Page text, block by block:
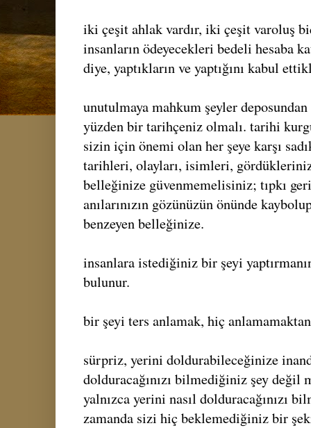
iki çeşit ahlak vardır, iki çeşit varoluş
insanların ödeyecekleri bedeli hesaba
diye, yaptıkların ve yaptığını kabul
unutulmaya mahkum şeyler
yüzden bir tarihçeniz olmalı. tarihi
sizin için önemi olan her şeye karşı
tarihleri, olayları, isimleri,
belleğinize güvenmemelisiniz; tıpkı
anılarınızın gözünüzün önünde
benzeyen belleğinize.
insanlara istediğiniz bir şeyi
bulunur.
bir şeyi ters anlamak, hiç
sürpriz, yerini doldurabileceğinize
dolduracağınızı bilmediğiniz şey değil
yalnızca yerini nasıl dolduracağınızı
zamanda sizi hiç beklemediğiniz bir